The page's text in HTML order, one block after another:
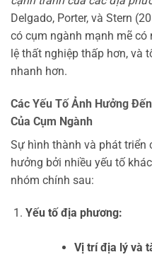
Delgado, Porter, và Stern
có cụm ngành mạnh mẽ
lệ thất nghiệp thấp hơn, và
nhanh hơn.
Các Yếu Tố Ảnh Hưởng
Của Cụm Ngành
Sự hình thành và phát triển
hưởng bởi nhiều yếu tố
nhóm chính sau:
Yếu tố địa phương:
Vị trí địa lý và